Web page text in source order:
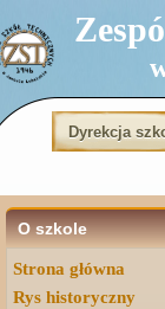
Zespół
Dyrekcja
O szkole
Strona główna
Rys historyczny